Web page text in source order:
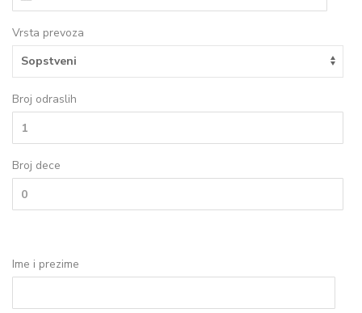
Vrsta prevoza
Broj odraslih
Broj dece
Ime i prezime